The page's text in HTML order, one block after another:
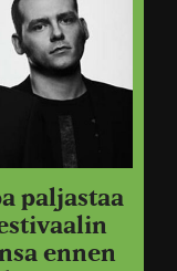
paljastaa
ennen